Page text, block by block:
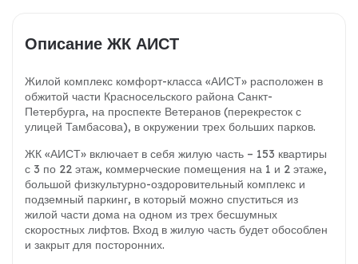
Описание ЖК АИСТ
Жилой комплекс комфорт-класса «АИСТ» расположен в
обжитой части Красносельского района Санкт-
Петербурга, на проспекте Ветеранов (перекресток с
улицей Тамбасова), в окружении трех больших парков.
ЖК «АИСТ» включает в себя жилую часть – 153 квартиры
с 3 по 22 этаж, коммерческие помещения на 1 и 2 этаже,
большой физкультурно-оздоровительный комплекс и
подземный паркинг, в который можно спуститься из
жилой части дома на одном из трех бесшумных
скоростных лифтов. Вход в жилую часть будет обособлен
и закрыт для посторонних.